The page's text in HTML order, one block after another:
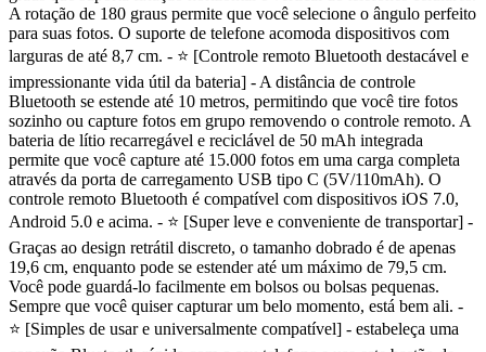
A rotação de 180 graus permite que você selecione o ângulo perfeito
para suas fotos. O suporte de telefone acomoda dispositivos com
larguras de até 8,7 cm. - ⭐ [Controle remoto Bluetooth destacável e
impressionante vida útil da bateria] - A distância de controle
Bluetooth se estende até 10 metros, permitindo que você tire fotos
sozinho ou capture fotos em grupo removendo o controle remoto. A
bateria de lítio recarregável e reciclável de 50 mAh integrada
permite que você capture até 15.000 fotos em uma carga completa
através da porta de carregamento USB tipo C (5V/110mAh). O
controle remoto Bluetooth é compatível com dispositivos iOS 7.0,
Android 5.0 e acima. - ⭐ [Super leve e conveniente de transportar] -
Graças ao design retrátil discreto, o tamanho dobrado é de apenas
19,6 cm, enquanto pode se estender até um máximo de 79,5 cm.
Você pode guardá-lo facilmente em bolsos ou bolsas pequenas.
Sempre que você quiser capturar um belo momento, está bem ali. -
⭐ [Simples de usar e universalmente compatível] - estabeleça uma